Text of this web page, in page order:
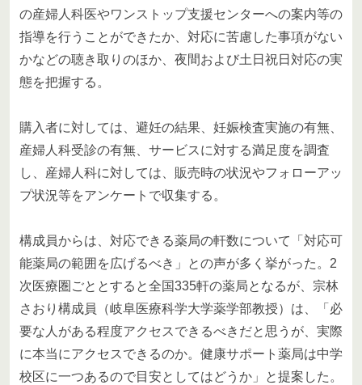
の産婦人科医やワンストップ支援センターへの案内等の
指導を行うことができたか、対応に苦慮した事項がない
かなどの聴き取りのほか、夜間および土日祝日対応の実
態を把握する。
購入者に対しては、避妊の結果、妊娠検査実施の有無、
産婦人科受診の有無、サービスに対する満足度を調査
し、産婦人科に対しては、販売時の状況やフォローアッ
プ状況等をアンケートで収集する。
構成員からは、対応できる薬局の軒数について「対応可
能薬局の範囲を広げるべき」との声が多く挙がった。2
次医療圏ごととすると全国335軒の薬局となるが、宗林
さおり構成員（岐阜医療科学大学薬学部教授）は、「必
要な人がある程度アクセスできるべきだと思うが、実際
に本当にアクセスできるのか。健康サポート薬局は中学
校区に一つあるので目安としてはどうか」と提案した。